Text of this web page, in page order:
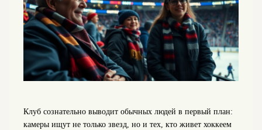
Клуб сознательно выводит обычных людей в первый план:
камеры ищут не только звезд, но и тех, кто живет хоккеем